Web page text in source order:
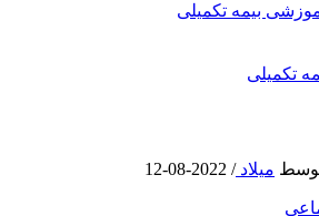
بیمه تکمیلی
تکمیلی
میلاد/
2022-08-12